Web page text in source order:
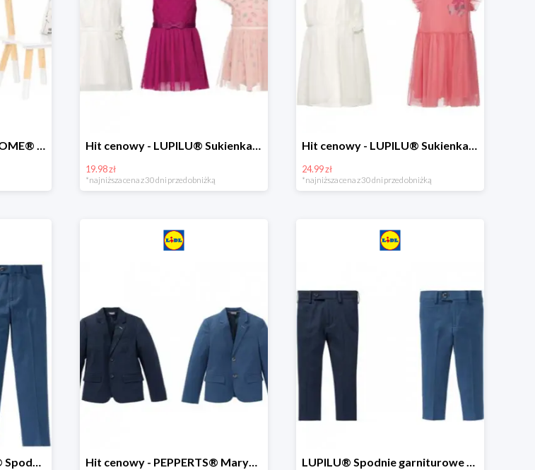
Hit cenowy - LIVARNO HOME® Stolik i 2 krzesełka dla dzieci Hit cenowy - LUPILU® Sukienka niemowlęca
19.98 zł
*najniższa cena z 30 dni przed obniżką
Hit cenowy - LUPILU® Sukienka dziewczęca
24.99 zł
*najniższa cena z 30 dni przed obniżką
Hit cenowy - PEPPERTS® Spodnie garniturowe młodzieżowe Hit cenowy - PEPPERTS® Marynarka młodzieżowa LUPILU® Spodnie garniturowe chłopięce